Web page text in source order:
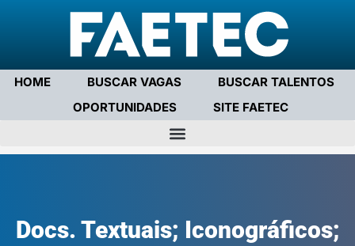
HOME BUSCAR VAGAS
BUSCAR TALENTOS
OPORTUNIDADES
SITE FAETEC
Docs. Textuais; Iconográficos;